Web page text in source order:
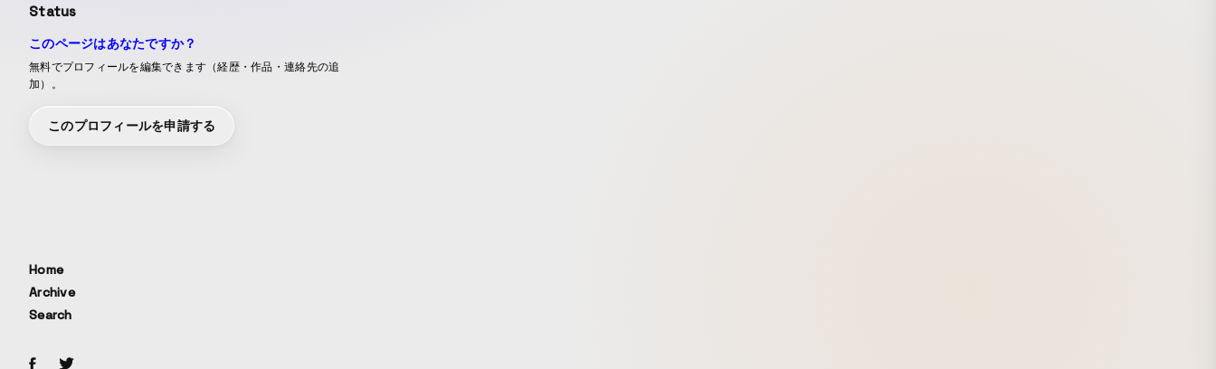
Status
このページはあなたですか？
無料でプロフィールを編集できます（経歴・作品・連絡先の追
加）。
このプロフィールを申請する
Home
Archive
Search